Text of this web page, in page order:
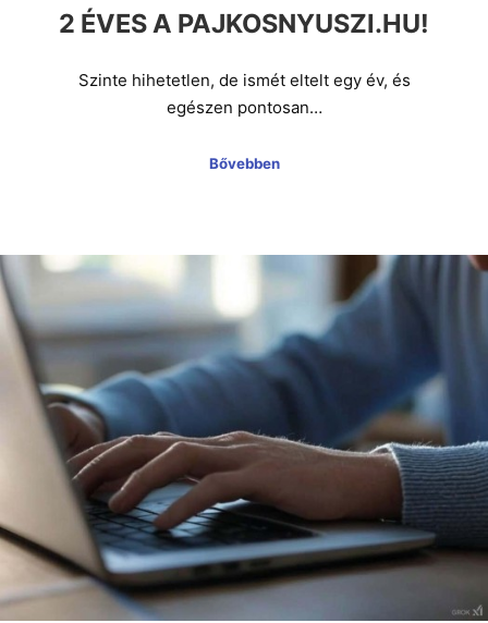
2 ÉVES A PAJKOSNYUSZI.HU!
Szinte hihetetlen, de ismét eltelt egy év, és
egészen pontosan…
Bővebben